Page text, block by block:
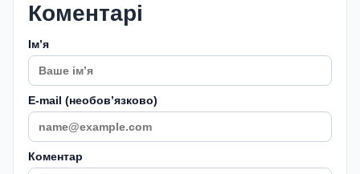
Коментарі
Імʼя
E-mail (необовʼязково)
Коментар